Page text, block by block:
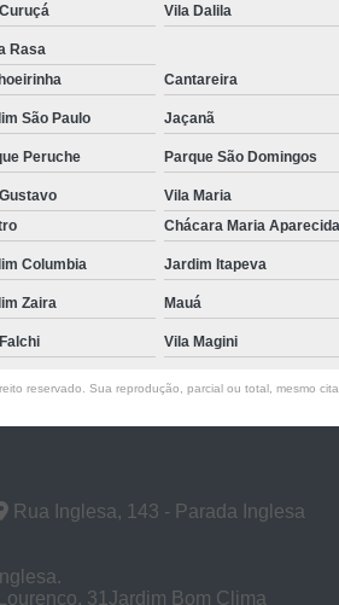
Vila Dalila
Rasa
Cantareira
São Paulo Jaçanã
Peruche Parque São Domingos
Vila Maria
Chácara Maria Aparecida
Columbia Jardim Itapeva
Zaira Mauá
Vila Magini
reservado. Sua reprodução, parcial ou total, mesmo
Rua Inglesa, 143 - Parada Inglesa
31Jardim Bom Clima